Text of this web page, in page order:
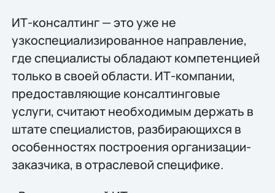
ИТ-консалтинг — это уже не
узкоспециализированное направление,
где специалисты обладают компетенцией
только в своей области. ИТ-компании,
предоставляющие консалтинговые
услуги, считают необходимым держать в
штате специалистов, разбирающихся в
особенностях построения организации-
заказчика, в отраслевой специфике.